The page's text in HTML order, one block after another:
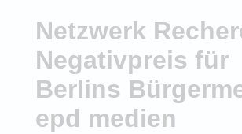
Netzwerk
Negativpreis für
Berlins
epd medien